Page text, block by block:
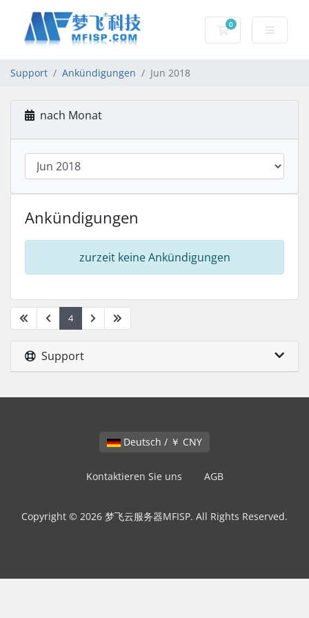
0
Mein Warenkorb
Support Ankündigungen Jun 2018
nach Monat
Ankündigungen
zurzeit keine Ankündigungen
4
Support
Deutsch / ￥ CNY
Kontaktieren Sie uns AGB
Copyright © 2026 梦飞云服务器MFISP. All Rights Reserved.